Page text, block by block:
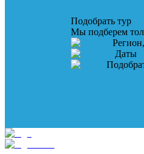
Подобрать тур
Мы подберем
Даты